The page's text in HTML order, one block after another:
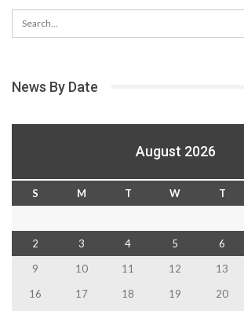
News By Date
August 2026
S M T W T
2
3 4 5 6
9
10 11 12 13
16
17 18 19 20